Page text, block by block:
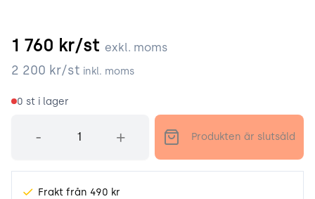
1 760 kr/st exkl. moms
2 200 kr/st inkl. moms
0 st i lager
- + Produkten är slutsåld
Frakt från 490 kr